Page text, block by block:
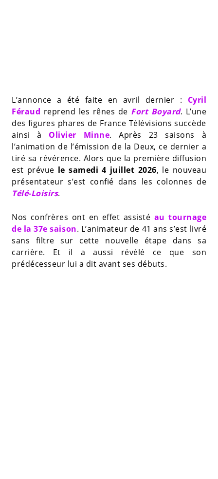
L’annonce a été faite en avril dernier : Cyril
Féraud reprend les rênes de Fort Boyard. L’une
des figures phares de France Télévisions succède
ainsi à Olivier Minne. Après 23 saisons à
l’animation de l’émission de la Deux, ce dernier a
tiré sa révérence. Alors que la première diffusion
est prévue le samedi 4 juillet 2026, le nouveau
présentateur s’est confié dans les colonnes de
Télé-Loisirs.
Nos confrères ont en effet assisté au tournage
de la 37e saison. L’animateur de 41 ans s’est livré
sans filtre sur cette nouvelle étape dans sa
carrière. Et il a aussi révélé ce que son
prédécesseur lui a dit avant ses débuts.